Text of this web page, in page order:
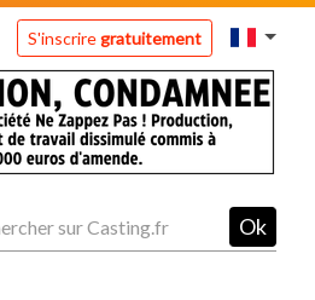
S'inscriregratuitement
Ok